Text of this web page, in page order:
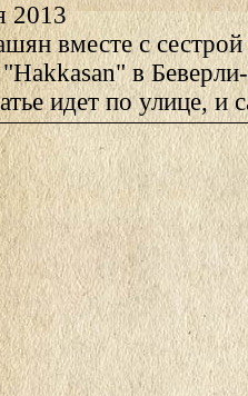
2013
вместе с сестрой
"Hakkasan" в
идет по улице, и